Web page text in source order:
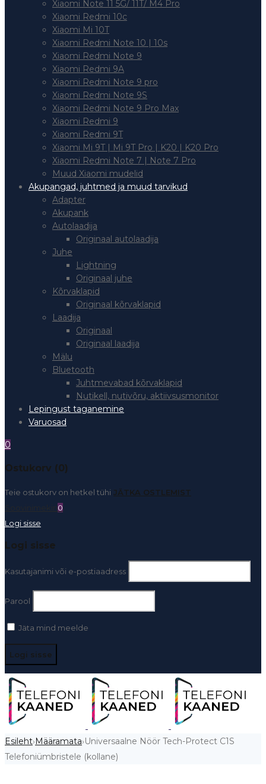
Xiaomi Note 11 5G/ 11T/ M4 Pro
Xiaomi Redmi 10c
Xiaomi Mi 10T
Xiaomi Redmi Note 10 | 10s
Xiaomi Redmi Note 9
Xiaomi Redmi 9A
Xiaomi Redmi Note 9 pro
Xiaomi Redmi Note 9S
Xiaomi Redmi Note 9 Pro Max
Xiaomi Redmi 9
Xiaomi Redmi 9T
Xiaomi Mi 9T | Mi 9T Pro | K20 | K20 Pro
Xiaomi Redmi Note 7 | Note 7 Pro
Muud Xiaomi mudelid
Akupangad, juhtmed ja muud tarvikud
Adapter
Akupank
Autolaadija
Originaal autolaadija
Juhe
Lightning
Originaal juhe
Kõrvaklapid
Originaal kõrvaklapid
Laadija
Originaal
Originaal laadija
Mälu
Bluetooth
Juhtmevabad kõrvaklapid
Nutikell, nutivõru, aktiivsusmonitor
Lepingust taganemine
Varuosad
0
Ostukorv (0)
Teie ostukorv on hetkel tühi JÄTKA OSTLEMIST
0
Logi sisse
Logi sisse
Kasutajanimi või e-postiaadress
Parool
Jäta mind meelde
Esileht›Määramata›Universaalne Nöör Tech-Protect C1S
Telefoniümbristele (kollane)